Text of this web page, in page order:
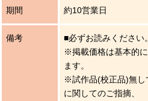
期間 約10営業日
備考
■必ずお読みください。
※掲載価格は基本的
ます。
※試作品(校正品)無し
に関してのご指摘、